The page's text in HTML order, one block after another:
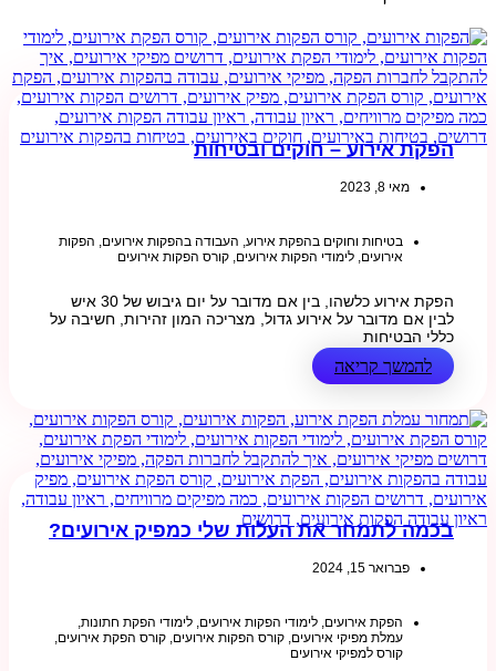
הפקת אירוע – חוקים ובטיחות
מאי 8, 2023
בטיחות וחוקים בהפקת אירוע העבודה בהפקות אירועים הפקות
אירועים לימודי הפקות אירועים קורס הפקות אירועים
הפקת אירוע כלשהו, בין אם מדובר על יום גיבוש של 30 איש
לבין אם מדובר על אירוע גדול, מצריכה המון זהירות, חשיבה על
כללי הבטיחות
להמשך קריאה
בכמה לתמחר את העלות שלי כמפיק אירועים?
פברואר 15, 2024
הפקת אירועים, לימודי הפקות אירועים, לימודי הפקת חתונות,
עמלת מפיקי אירועים, קורס הפקות אירועים, קורס הפקת אירועים,
קורס למפיקי אירועים